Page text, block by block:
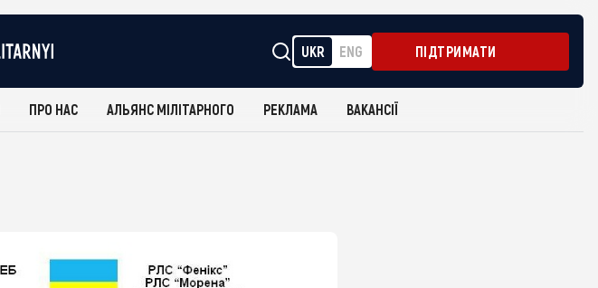
UKR ENG ПІДТРИМАТИ
ПРО НАС АЛЬЯНС МІЛІТАРНОГО РЕКЛАМА ВАКАНСІЇ